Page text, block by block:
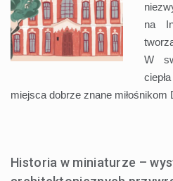
na
W
miejsca dobrze znane miłośnikom
Historia w miniaturze –